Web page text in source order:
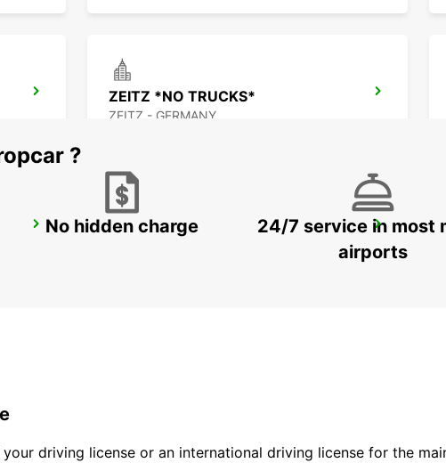
ZEITZ *NO TRUCKS*
ZEITZ - GERMANY
WEIDEN NO TRUCKS
?
No hidden charge
24/7 service in most
airports
driving license or an international driving license for the